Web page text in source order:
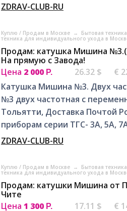
ZDRAV-CLUB-RU
Куплю / Продам в Москве → Бытовая
техника для индивидуального ухода в
Продам: катушка Мишина
На прямую с Завода!
Цена 2 000 Р. 26.32 $
€
Катушка Мишина №3. Двух
№3 двух частотная с
Тольятти, Доставка Почтой
приборам серии ТГС- 3А, 5А,
ZDRAV-CLUB-RU
Куплю / Продам в Москве → Бытовая
техника для индивидуального ухода в
Продам: катушки Мишина от
Чите
Цена 1 300 Р. 17.11 $ €